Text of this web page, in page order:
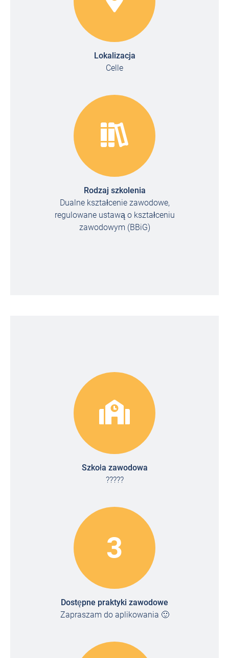
Lokalizacja
Celle
Rodzaj szkolenia
Dualne kształcenie zawodowe,
regulowane ustawą o kształceniu
zawodowym (BBiG)
Szkoła zawodowa
?????
3
Dostępne praktyki zawodowe
Zapraszam do aplikowania 🙂